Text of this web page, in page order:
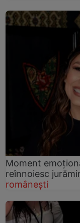
Moment
reînnoiesc
românești